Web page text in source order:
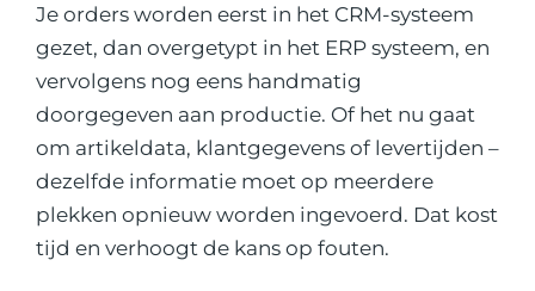
Je orders worden eerst in het CRM-systeem
gezet, dan overgetypt in het ERP systeem, en
vervolgens nog eens handmatig
doorgegeven aan productie. Of het nu gaat
om artikeldata, klantgegevens of levertijden –
dezelfde informatie moet op meerdere
plekken opnieuw worden ingevoerd. Dat kost
tijd en verhoogt de kans op fouten.